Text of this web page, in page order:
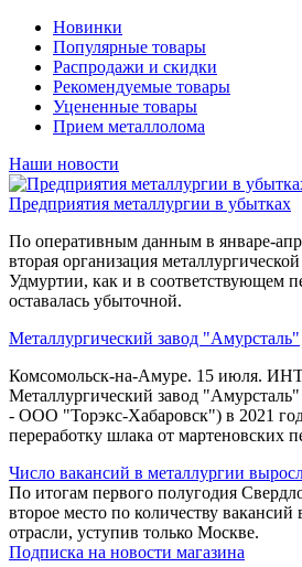
Новинки
Популярные товары
Распродажи и скидки
Рекомендуемые товары
Уцененные товары
Прием металлолома
Наши новости
Предприятия металлургии в убытках
По оперативным данным в январе-
вторая организация
Удмуртии, как и в соответствующем
оставалась убыточной.
Металлургический завод "Амурсталь"
Комсомольск-на-Амуре. 15 июля.
Металлургический завод
- ООО "Торэкс-Хабаровск") в 2021
переработку шлака от мартеновских
Число вакансий в металлургии
По итогам первого полугодия
второе место по количеству вакансий
отрасли, уступив только Москве.
Подписка на новости магазина